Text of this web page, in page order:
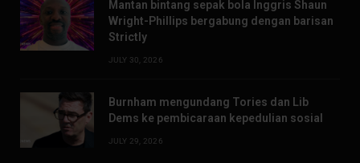
Mantan bintang sepak bola Inggris Shaun
Wright-Phillips bergabung dengan barisan
Strictly
JULY 30, 2026
Burnham mengundang Tories dan Lib
Dems ke pembicaraan kepedulian sosial
JULY 29, 2026